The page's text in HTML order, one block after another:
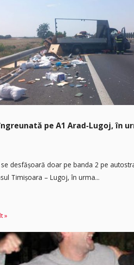
pe A1 Arad-Lugoj, în
desfășoară doar pe banda 2 pe
Timişoara – Lugoj, în urma...
»